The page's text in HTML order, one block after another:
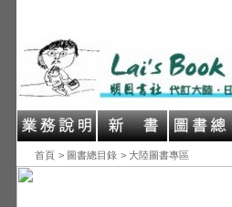
首頁 > 圖書總目錄 > 大陸圖書專區